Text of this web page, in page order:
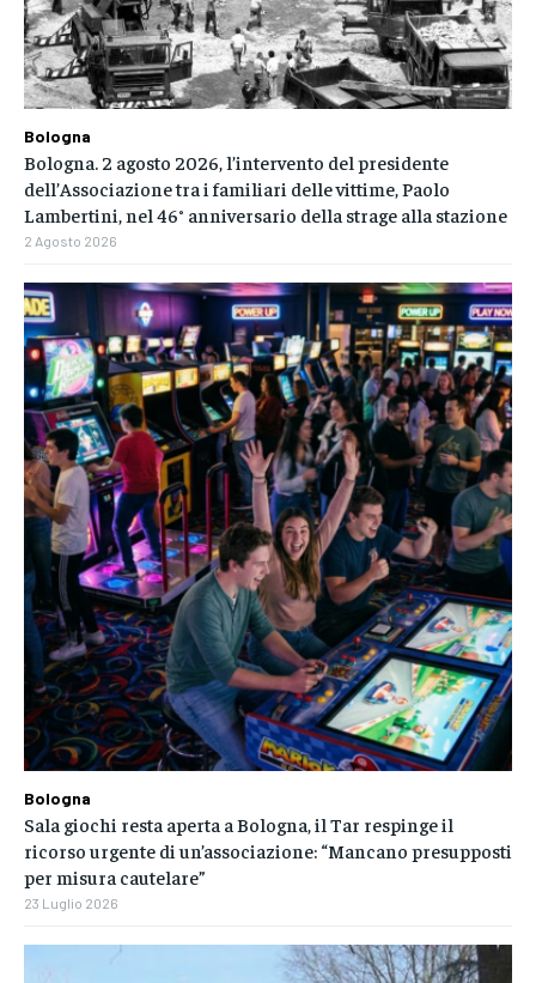
Bologna
Bologna. 2 agosto 2026, l’intervento del presidente
dell’Associazione tra i familiari delle vittime, Paolo
Lambertini, nel 46° anniversario della strage alla stazione
2 Agosto 2026
Bologna
Sala giochi resta aperta a Bologna, il Tar respinge il
ricorso urgente di un’associazione: “Mancano presupposti
per misura cautelare”
23 Luglio 2026